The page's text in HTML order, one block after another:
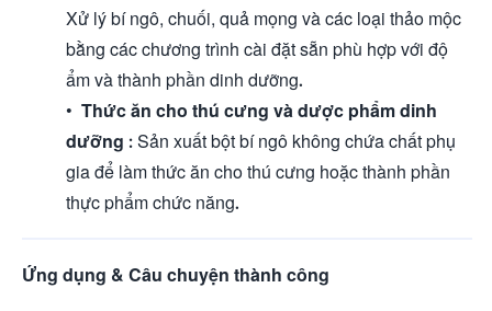
Xử lý bí ngô, chuối, quả mọng và các loại thảo mộc
bằng các chương trình cài đặt sẵn phù hợp với độ
ẩm và thành phần dinh dưỡng.
• Thức ăn cho thú cưng và dược phẩm dinh
dưỡng : Sản xuất bột bí ngô không chứa chất phụ
gia để làm thức ăn cho thú cưng hoặc thành phần
thực phẩm chức năng.
Ứng dụng & Câu chuyện thành công